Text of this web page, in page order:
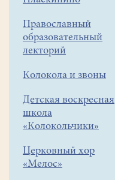
Православный
образовательный
лекторий
Колокола и звоны
Детская воскресная
школа
«Колокольчики»
Церковный хор
«Мелос»